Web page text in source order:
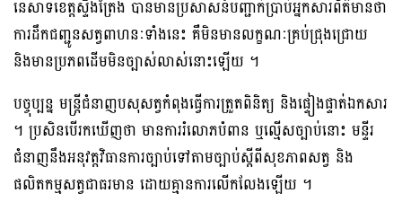
នេសាទ​ខេត្តស្ទឹងត្រែង បាន​មាន​ប្រសាសន៍​បញ្ជាក់​ប្រាប់​អ្នក​សារព័ត៌មាន​ថា​
ការ​ដឹក​ជញ្ជូន​សត្វពាហនៈ​ទាំងនេះ គឺ​មិន​មាន​លក្ខណៈ​គ្រប់​ជ្រុងជ្រោយ
និង​មាន​ប្រភព​ដើម​មិន​ច្បាស់លាស់​នោះ​ឡើយ​ ។
បច្ចុប្បន្ន មន្ត្រី​ជំនាញ​បសុសត្វ​កំពុង​ធ្វើការ​ត្រួតពិនិត្យ និង​ផ្ទៀងផ្ទាត់​ឯកសារ​
។ ប្រសិនបើ​រក​ឃើញ​ថា​ មានការ​រំលោភ​បំពាន ឬ​ល្មើសច្បាប់​នោះ​ មន្ទីរ​
ជំនាញ​នឹង​អនុវត្ត​វិធានការ​ច្បាប់​ទៅ​តាម​ច្បាប់​ស្តី​ពី​សុខភាព​សត្វ និង​
ផលិតកម្ម​សត្វ​ជា​ធរមាន ដោយ​គ្មាន​ការ​លើកលែង​ឡើយ​ ។